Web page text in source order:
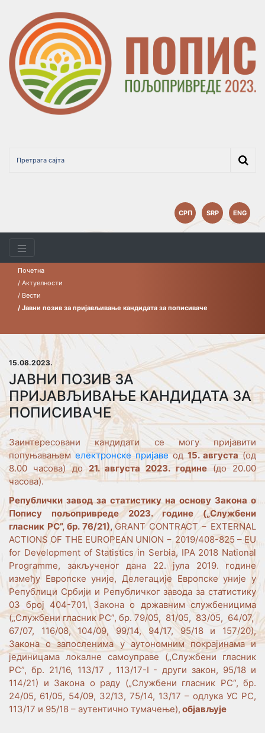
СРП SRP ENG
Почетна
/ Актуелности
/ Вести
/ Јавни позив за пријављивање кандидата за пописиваче
15.08.2023.
ЈАВНИ ПОЗИВ ЗА
ПРИЈАВЉИВАЊЕ КАНДИДАТА ЗА
ПОПИСИВАЧЕ
Заинтересовани кандидати се могу пријавити
попуњавањем електронске пријавеод15. августа(од
8.00 часова) до21. августа 2023. године(до 20.00
часова).
Републички завод за статистику на основу Закона о
Попису пољопривреде 2023. године („Службени
гласник РС”, бр. 76/21),GRANT CONTRACT − EXTERNAL
ACTIONS OF THE EUROPEAN UNION − 2019/408-825 – EU
for Development of Statistics in Serbia, IPA 2018 National
Programme, закљученог дана 22. јула 2019. године
између Европске уније, Делегације Европске уније у
Републици Србији и Републичког завода за статистику
03 број 404-701, Закона о државним службеницима
(„Службени гласник РС”, бр. 79/05, 81/05, 83/05, 64/07,
67/07, 116/08, 104/09, 99/14, 94/17, 95/18 и 157/20),
Закона о запосленима у аутономним покрајинама и
јединицама локалне самоуправе („Службени гласник
РС”, бр. 21/16, 113/17 , 113/17-I - други закон, 95/18 и
114/21) и Закона о раду („Службени гласник РС“, бр.
24/05, 61/05, 54/09, 32/13, 75/14, 13/17 – одлука УС РС,
113/17 и 95/18 – аутентично тумачење), објављује